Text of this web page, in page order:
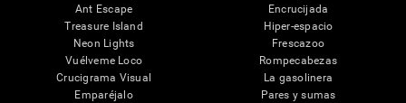
Ant Escape
Treasure Island
Neon Lights
Vuélveme Loco
Crucigrama Visual
Emparéjalo
Encrucijada
Hiper-espacio
Frescazoo
Rompecabezas
La gasolinera
Pares y sumas